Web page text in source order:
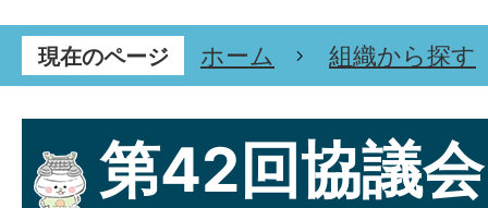
現在のページ ホーム 組織から探す
第42回協議会